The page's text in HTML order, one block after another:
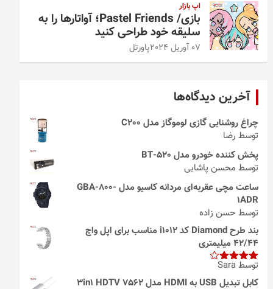
اپ بازار
بازی/ Pastel Friends؛ آواتارها را به
سلیقه خود طراحی کنید
07 آوریل 2024 پاورتل
آخرین دیدگاه‌ها
چراغ روشنایی گازی لوموگاز مدل C200
توسط رضا
پخش کننده خودرو مدل 520-BT
توسط محسن پاشایی
ساعت مچی عقربه‌ای مردانه کاسیو مدل GBA-800-
1ADR
توسط حسن زاده
بند طرح Diamond کد i1012 مناسب برای اپل واچ
42/44 میلیمتری
امتیاز4
از 5
توسط Sara
کابل تبدیل USB به HDMI مدل 3in1 HDTV 7562